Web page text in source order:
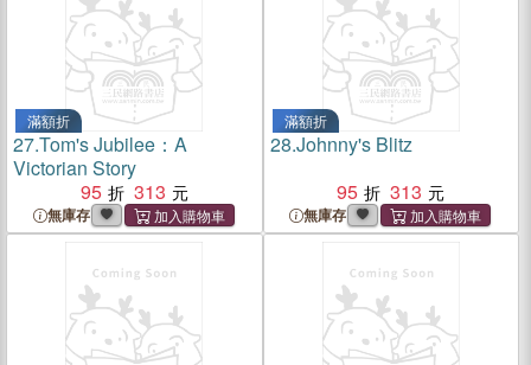
滿額折
27.Tom's Jubilee：A
Victorian Story
95
313
無庫存
滿額折
28.Johnny's Blitz
95
313
無庫存